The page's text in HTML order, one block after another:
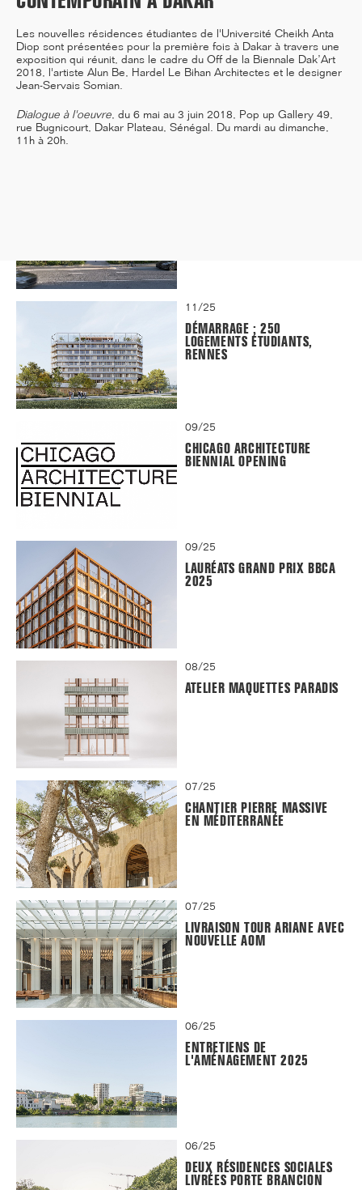
12/25
11/25
DÉMARRAGE : 250
LOGEMENTS ÉTUDIANTS,
RENNES
09/25
CHICAGO ARCHITECTURE
BIENNIAL OPENING
09/25
LAURÉATS GRAND PRIX BBCA
2025
08/25
ATELIER MAQUETTES PARADIS
07/25
CHANTIER PIERRE MASSIVE
EN MÉDITERRANÉE
07/25
LIVRAISON TOUR ARIANE AVEC
NOUVELLE AOM
06/25
ENTRETIENS DE
L'AMÉNAGEMENT 2025
06/25
DEUX RÉSIDENCES SOCIALES
LIVRÉES PORTE BRANCION
Les nouvelles résidences étudiantes de l'Université Cheikh Anta
Diop sont présentées pour la première fois à Dakar à travers une
exposition qui réunit, dans le cadre du Off de la Biennale Dak’Art
2018, l'artiste Alun Be, Hardel Le Bihan Architectes et le designer
Jean-Servais Somian.
Dialogue à l'oeuvre, du 6 mai au 3 juin 2018, Pop up Gallery 49,
rue Bugnicourt, Dakar Plateau, Sénégal. Du mardi au dimanche,
11h à 20h.